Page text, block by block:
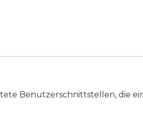
Benutzerschnittstellen, die